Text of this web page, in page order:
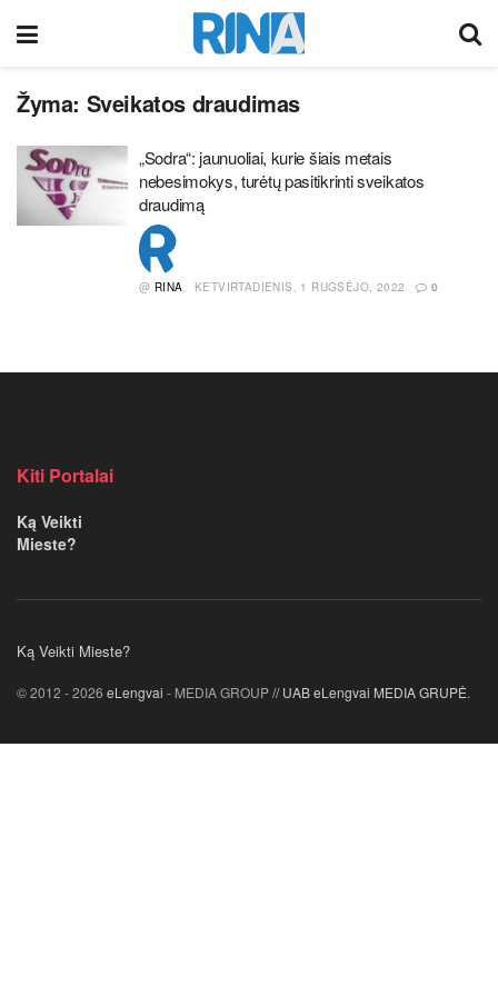
Žyma: Sveikatos draudimas
„Sodra“: jaunuoliai, kurie šiais metais
nebesimokys, turėtų pasitikrinti sveikatos
draudimą
@ RINA KETVIRTADIENIS, 1 RUGSĖJO, 2022 0
Kiti Portalai
Ką Veikti
Mieste?
Ką Veikti Mieste?
© 2012 - 2026 eLengvai - MEDIA GROUP// UAB eLengvai MEDIA GRUPĖ.